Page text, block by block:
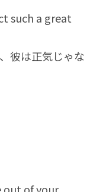
such a great
彼は正気じゃな